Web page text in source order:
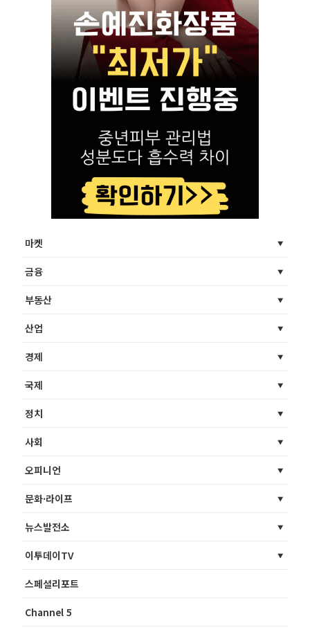
마켓
금융
부동산
산업
경제
국제
정치
사회
오피니언
문화·라이프
뉴스발전소
이투데이TV
스페셜리포트
Channel 5